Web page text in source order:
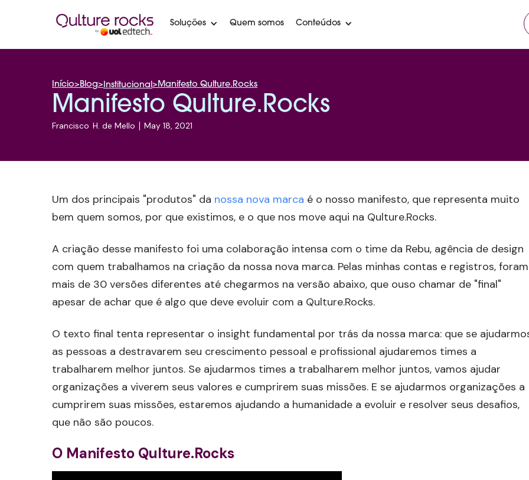
Soluções Quem somos Conteúdos
Início>Blog>Institucional>Manifesto Qulture.Rocks
Manifesto Qulture.Rocks
Francisco H. de Mello | May 18, 2021
Um dos principais "produtos" da nossa nova marca é o nosso manifesto, que representa muito
bem quem somos, por que existimos, e o que nos move aqui na Qulture.Rocks.
A criação desse manifesto foi uma colaboração intensa com o time da Rebu, agência de design
com quem trabalhamos na criação da nossa nova marca. Pelas minhas contas e registros, foram
mais de 30 versões diferentes até chegarmos na versão abaixo, que ouso chamar de "final"
apesar de achar que é algo que deve evoluir com a Qulture.Rocks.
O texto final tenta representar o insight fundamental por trás da nossa marca: que se
as pessoas a destravarem seu crescimento pessoal e profissional ajudaremos times a
trabalharem melhor juntos. Se ajudarmos times a trabalharem melhor juntos, vamos ajudar
organizações a viverem seus valores e cumprirem suas missões. E se ajudarmos organizações a
cumprirem suas missões, estaremos ajudando a humanidade a evoluir e resolver seus desafios,
que não são poucos.
O Manifesto Qulture.Rocks